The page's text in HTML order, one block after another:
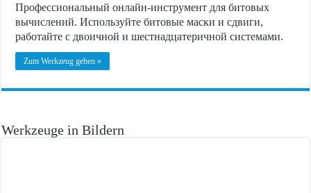
Профессиональный онлайн-инструмент для битовых
вычислений. Используйте битовые маски и сдвиги,
работайте с двоичной и шестнадцатеричной системами.
Zum Werkzeug gehen »
Werkzeuge in Bildern